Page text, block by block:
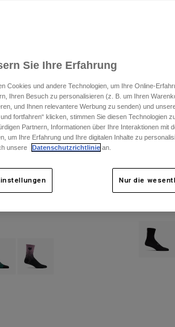
of Tiefes Kobaltblau.
swatch type of Efeugrün.
Product swatch type of Lavender Drift.
Product
Sie Ihre Erfahrung
Cookies und andere Technologien, um Ihre Online-
Ihren Besuch zu personalisieren (z. B. um Ihren
und Ihnen relevantere Werbung zu senden) und
fortfahren“ klicken, stimmen Sie diesen Technologien
Partnern, Informationen über Ihre Interaktionen mit
um Ihre Erfahrung und Ihre digitalen Inhalte zu
unsere
Datenschutzrichtlinie an.
Nur die